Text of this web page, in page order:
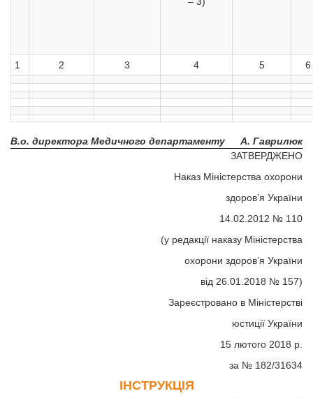
1 2 3 4 5 6
В.о. директора Медичного департаменту
А. Гаврилюк
ЗАТВЕРДЖЕНО
Наказ Міністерства охорони
здоров’я України
14.02.2012 № 110
(у редакції наказу Міністерства
охорони здоров’я України
від 26.01.2018 № 157)
Зареєстровано в Міністерстві
юстиції України
15 лютого 2018 р.
за № 182/31634
ІНСТРУКЦІЯ